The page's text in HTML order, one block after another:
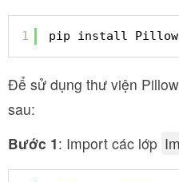
1 pip install Pillow
Để sử dụng thư viện
sau:
Bước 1: Import các lớp